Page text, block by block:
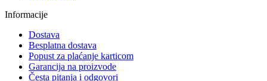
Informacije
Dostava
Besplatna dostava
Popust za plaćanje karticom
Garancija na proizvode
Česta pitanja i odgovori